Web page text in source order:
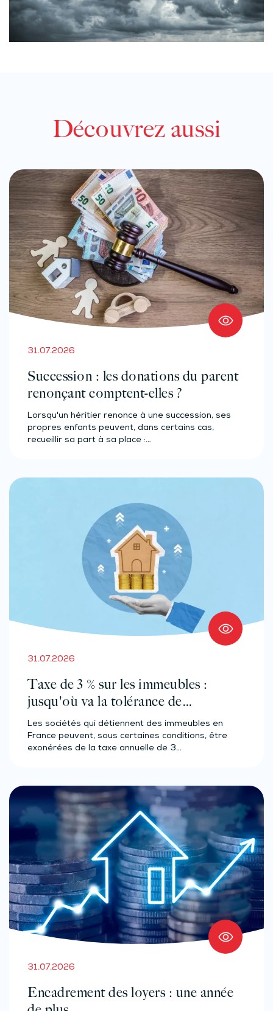
Découvrez aussi
31.07.2026
Succession : les donations du parent
renonçant comptent-elles ?
Lorsqu'un héritier renonce à une succession, ses
propres enfants peuvent, dans certains cas,
recueillir sa part à sa place :…
31.07.2026
Taxe de 3 % sur les immeubles :
jusqu'où va la tolérance de
l'administration ?
Les sociétés qui détiennent des immeubles en
France peuvent, sous certaines conditions, être
exonérées de la taxe annuelle de 3…
31.07.2026
Encadrement des loyers : une année